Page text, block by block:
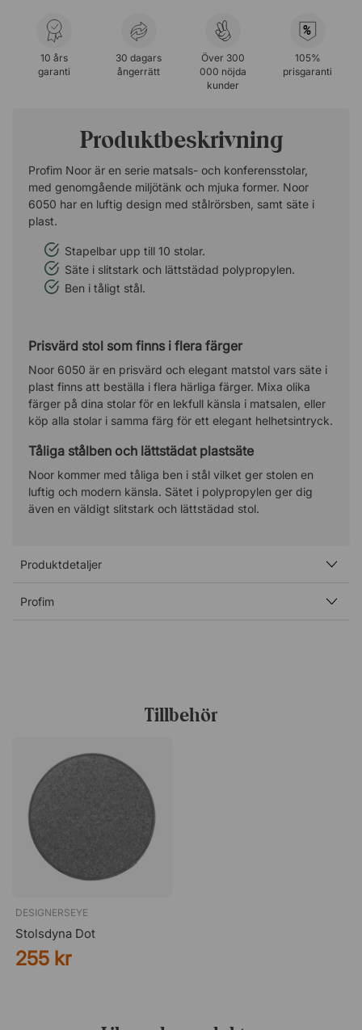
10 års
garanti
30 dagars
ångerrätt
Över 300
000 nöjda
kunder
%
105%
prisgaranti
Produktbeskrivning
Profim Noor är en serie matsals- och konferensstolar,
med genomgående miljötänk och mjuka former. Noor
6050 har en luftig design med stålrörsben, samt säte i
plast.
Stapelbar upp till 10 stolar.
Säte i slitstark och lättstädad polypropylen.
Ben i tåligt stål.
Prisvärd stol som finns i flera färger
Noor 6050 är en prisvärd och elegant matstol vars säte i
plast finns att beställa i flera härliga färger. Mixa olika
färger på dina stolar för en lekfull känsla i matsalen, eller
köp alla stolar i samma färg för ett elegant helhetsintryck.
Tåliga stålben och lättstädat plastsäte
Noor kommer med tåliga ben i stål vilket ger stolen en
luftig och modern känsla. Sätet i polypropylen ger dig
även en väldigt slitstark och lättstädad stol.
Produktdetaljer
Profim
Tillbehör
DESIGNERSEYE
Stolsdyna Dot
255 kr